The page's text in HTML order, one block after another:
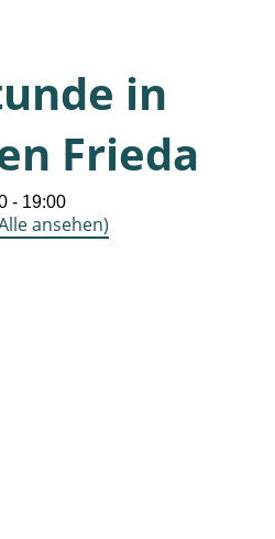
in
Frieda
- 19:00
ansehen)